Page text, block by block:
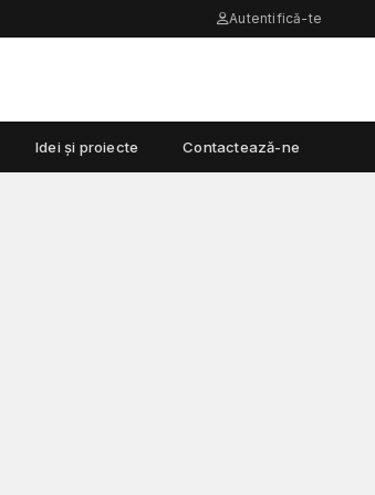
Autentifică-te
Idei și proiecte Contactează-ne